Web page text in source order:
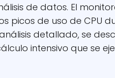
de datos. El
picos de uso de CPU
detallado, se
intensivo que se